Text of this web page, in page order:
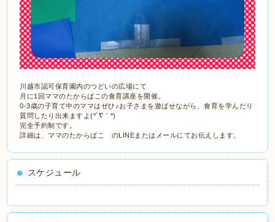
川越市認可保育園内のつどいの広場にて
月に1回ママのたからばこの食育講座を開催。
0-3歳の子育て中のママはぜひ♪お子さまを遊ばせながら、食育を学んだり
質問したり出来ますよ(*´∇｀*)
完全予約制です。
詳細は、ママのたからばこ のLINEまたはメールにてお伝えします。
スケジュール